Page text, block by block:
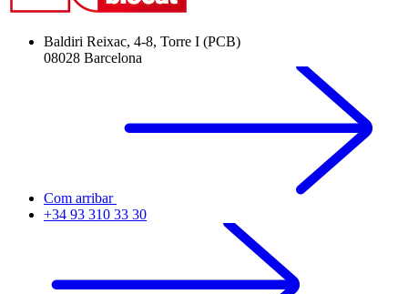
Baldiri Reixac, 4-8, Torre I (PCB)
08028 Barcelona
Com arribar
+34 93 310 33 30